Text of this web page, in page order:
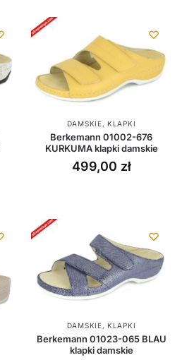
DAMSKIE,KLAPKI
Berkemann 01002-676
KURKUMA klapki damskie
499,00 zł
DAMSKIE,KLAPKI
Berkemann 01023-065 BLAU
klapki damskie